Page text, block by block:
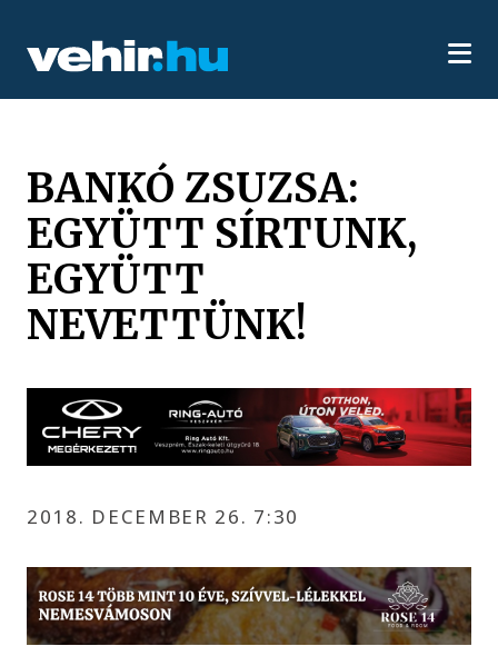
BANKÓ ZSUZSA:
EGYÜTT SÍRTUNK,
EGYÜTT
NEVETTÜNK!
2018. DECEMBER 26. 7:30